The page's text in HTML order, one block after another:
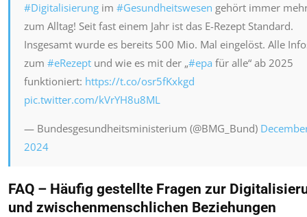
#Digitalisierung im #Gesundheitswesen gehört immer
zum Alltag! Seit fast einem Jahr ist das E-Rezept Standard.
Insgesamt wurde es bereits 500 Mio. Mal eingelöst. Alle
zum #eRezept und wie es mit der „#epa für alle“ ab 2025
funktioniert: https://t.co/osr5fKxkgd
pic.twitter.com/kVrYH8u8ML
— Bundesgesundheitsministerium (@BMG_Bund)
2024
FAQ – Häufig gestellte Fragen zur
und zwischenmenschlichen Beziehungen